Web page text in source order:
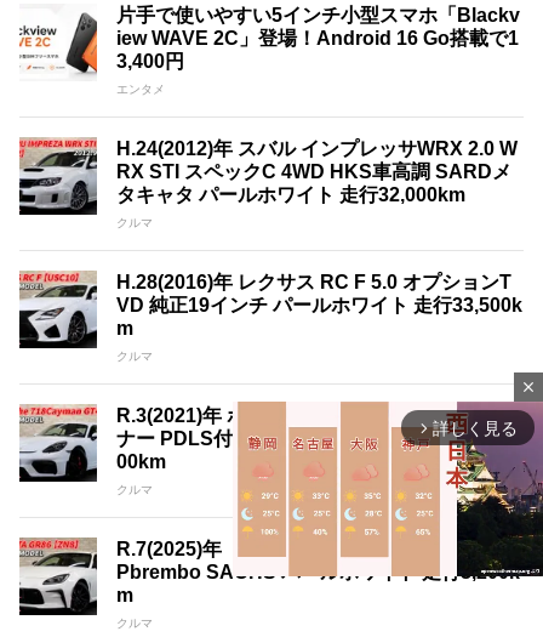
片手で使いやすい5インチ小型スマホ「Blackv
iew WAVE 2C」登場！Android 16 Go搭載で1
3,400円
エンタメ
H.24(2012)年 スバル インプレッサWRX 2.0 W
RX STI スペックC 4WD HKS車高調 SARDメ
タキャタ パールホワイト 走行32,000km
クルマ
H.28(2016)年 レクサス RC F 5.0 オプションT
VD 純正19インチ パールホワイト 走行33,500k
m
クルマ
R.3(2021)年 ポルシェ 718ケイマン GT4 1オー
ナー PDLS付きLEDライト ホワイト 走行17,4
00km
クルマ
R.7(2025)年 トヨタ GR86 2.4 RZ 1オーナー O
Pbrembo SACHS パールホワイト 走行3,200k
m
クルマ
close
arrow_forward_ios 詳しく見る